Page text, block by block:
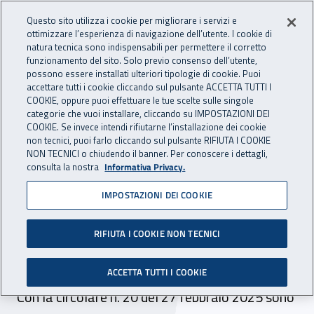
INAIL - Istituto Nazionale
Apri cerca
Navigazione principale
Navigazione - Ti trovi in:
Home Inail comunica Avvisi
Lavoratori operanti in Paesi
extracomunitari non
convenzionati: retribuzioni
convenzionali per l’anno
2025
Con la circolare n. 20 del 27 febbraio 2025 sono
Questo sito utilizza i cookie per migliorare i servizi e
ottimizzare l’esperienza di navigazione dell’utente. I cookie di
natura tecnica sono indispensabili per permettere il corretto
funzionamento del sito. Solo previo consenso dell’utente,
possono essere installati ulteriori tipologie di cookie. Puoi
accettare tutti i cookie cliccando sul pulsante ACCETTA TUTTI I
COOKIE, oppure puoi effettuare le tue scelte sulle singole
categorie che vuoi installare, cliccando su IMPOSTAZIONI DEI
COOKIE. Se invece intendi rifiutarne l’installazione dei cookie
non tecnici, puoi farlo cliccando sul pulsante RIFIUTA I COOKIE
NON TECNICI o chiudendo il banner. Per conoscere i dettagli,
consulta la nostra Informativa Privacy.
IMPOSTAZIONI DEI COOKIE
RIFIUTA I COOKIE NON TECNICI
ACCETTA TUTTI I COOKIE